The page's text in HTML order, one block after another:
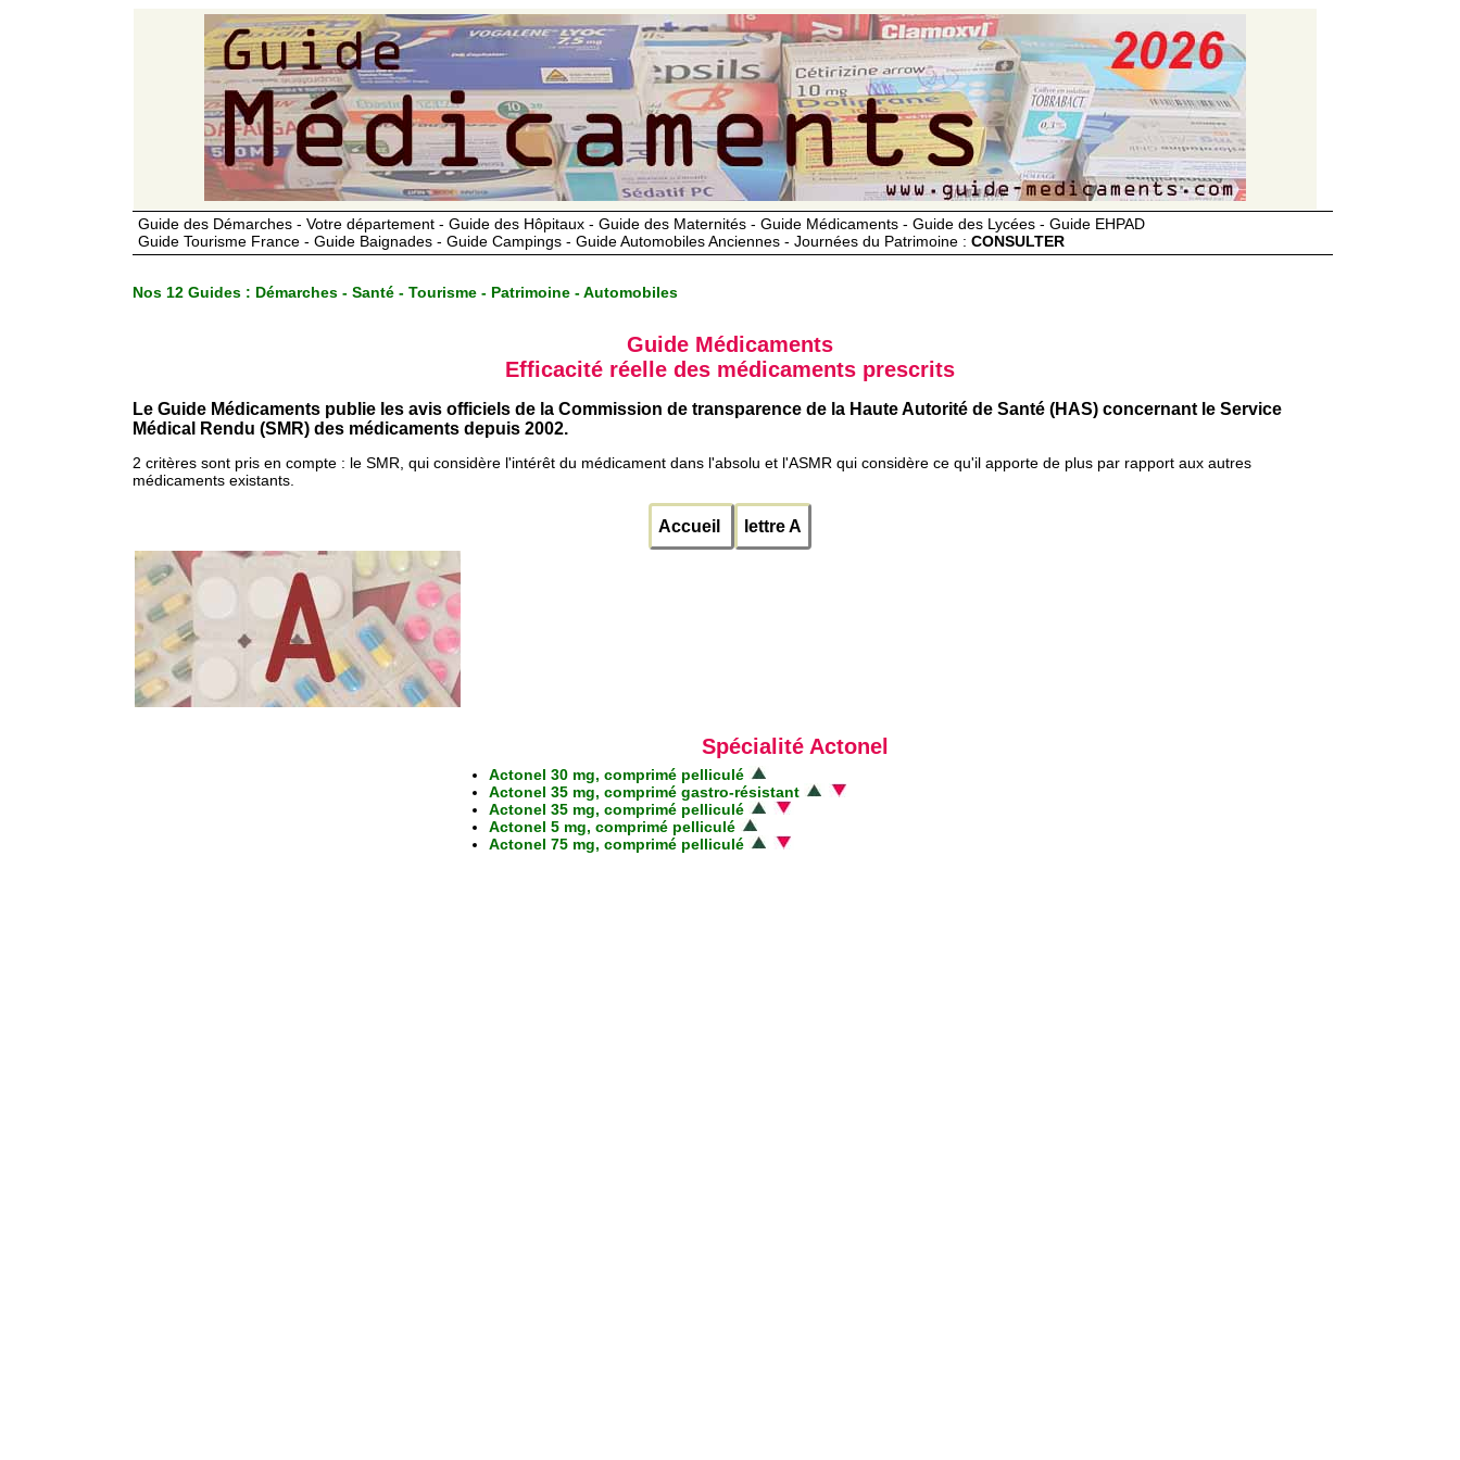
Guide des Démarches - Votre département - Guide des Hôpitaux - Guide des Maternités - Guide Médicaments - Guide des Lycées - Guide EHPAD
Guide Tourisme France - Guide Baignades - Guide Campings - Guide Automobiles Anciennes - Journées du Patrimoine : CONSULTER
Nos 12 Guides : Démarches - Santé - Tourisme - Patrimoine - Automobiles
Guide Médicaments
Efficacité réelle des médicaments prescrits
Le Guide Médicaments publie les avis officiels de la Commission de transparence de la Haute Autorité de Santé (HAS) concernant le Service
Médical Rendu (SMR) des médicaments depuis 2002.
2 critères sont pris en compte : le SMR, qui considère l'intérêt du médicament dans l'absolu et l'ASMR qui considère ce qu'il apporte de plus par rapport aux autres
médicaments existants.
Accueil lettre A
Spécialité Actonel
Actonel 30 mg, comprimé pelliculé
Actonel 35 mg, comprimé gastro-résistant
Actonel 35 mg, comprimé pelliculé
Actonel 5 mg, comprimé pelliculé
Actonel 75 mg, comprimé pelliculé